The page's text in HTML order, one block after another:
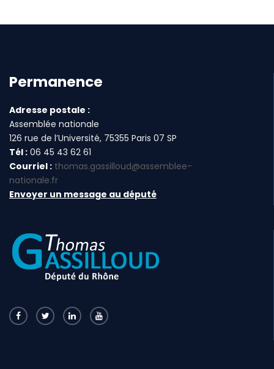
Permanence
Adresse postale :
Assemblée nationale
126 rue de l’Université, 75355 Paris 07 SP
Tél : 06 45 43 62 61
Courriel : thomas.gassilloud@assemblee-
nationale.fr
Envoyer un message au député